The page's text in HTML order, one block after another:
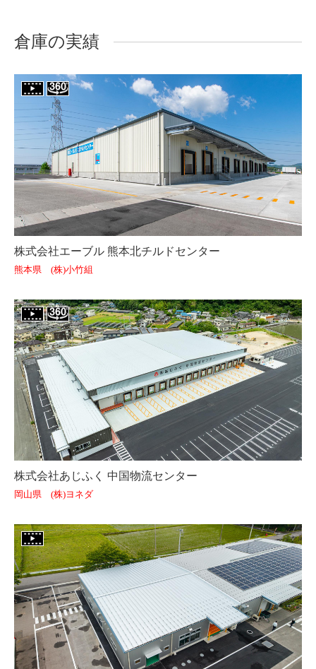
倉庫の実績
株式会社エーブル 熊本北チルドセンター
熊本県 (株)小竹組
株式会社あじふく 中国物流センター
岡山県 (株)ヨネダ